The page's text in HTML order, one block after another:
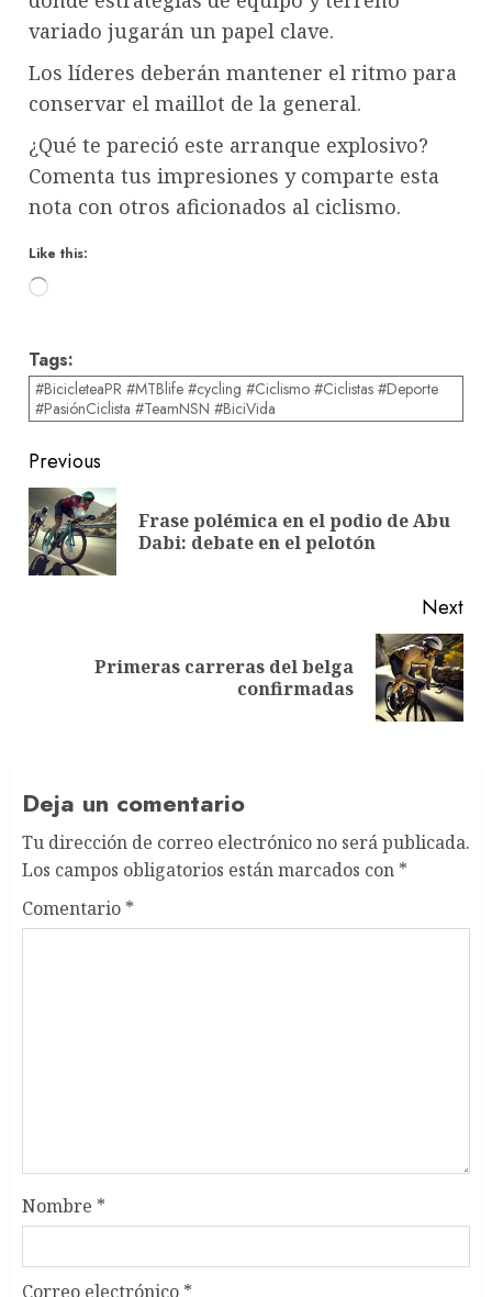
variado jugarán un papel clave.
Los líderes deberán mantener el ritmo para
conservar el maillot de la general.
¿Qué te pareció este arranque explosivo?
Comenta tus impresiones y comparte esta
nota con otros aficionados al ciclismo.
Like this:
Loading…
Tags:
#BicicleteaPR #MTBlife #cycling #Ciclismo #Ciclistas #Deporte
#PasiónCiclista #TeamNSN #BiciVida
Post
navigation
Previous
Frase polémica en el podio de Abu
Dabi: debate en el pelotón
Next
Primeras carreras del belga
confirmadas
Deja un comentario
Tu dirección de correo electrónico no será publicada.
Los campos obligatorios están marcados con *
Comentario *
Nombre *
Correo electrónico *